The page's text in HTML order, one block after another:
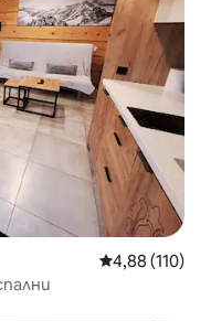
Средна
4,88 (110)